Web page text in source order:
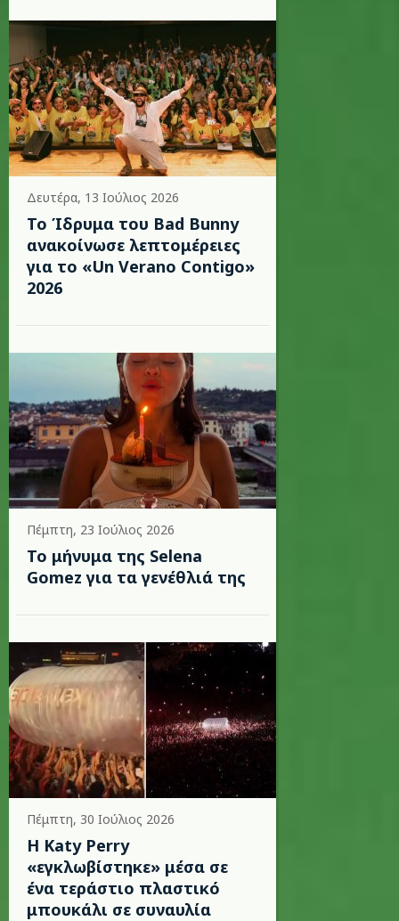
Δευτέρα, 13 Ιούλιος 2026
Το Ίδρυμα του Bad Bunny
ανακοίνωσε λεπτομέρειες
για το «Un Verano Contigo»
2026
Πέμπτη, 23 Ιούλιος 2026
Το μήνυμα της Selena
Gomez για τα γενέθλιά της
Πέμπτη, 30 Ιούλιος 2026
H Katy Perry
«εγκλωβίστηκε» μέσα σε
ένα τεράστιο πλαστικό
μπουκάλι σε συναυλία